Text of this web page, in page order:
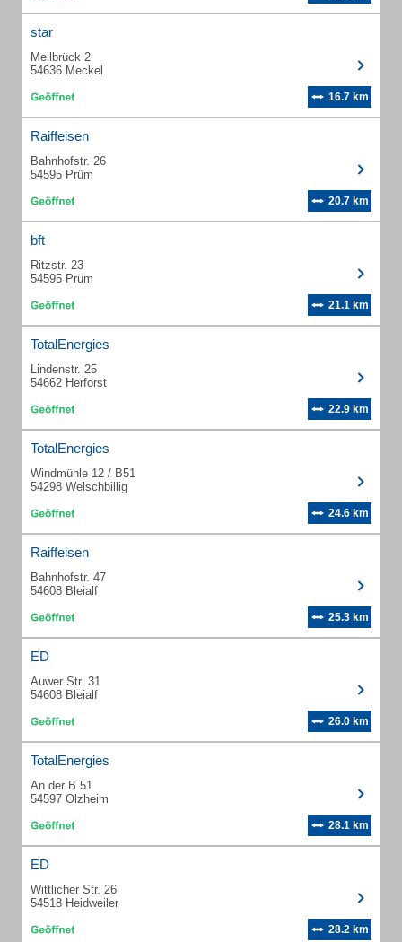
star
Meilbrück 2
54636 Meckel
16.7 km
Raiffeisen
Bahnhofstr. 26
54595 Prüm
20.7 km
bft
Ritzstr. 23
54595 Prüm
21.1 km
TotalEnergies
Lindenstr. 25
54662 Herforst
22.9 km
TotalEnergies
Windmühle 12 / B51
54298 Welschbillig
24.6 km
Raiffeisen
Bahnhofstr. 47
54608 Bleialf
25.3 km
ED
Auwer Str. 31
54608 Bleialf
26.0 km
TotalEnergies
An der B 51
54597 Olzheim
28.1 km
ED
Wittlicher Str. 26
54518 Heidweiler
28.2 km